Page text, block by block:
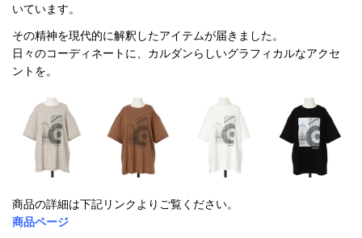
いています。
その精神を現代的に解釈したアイテムが届きました。
日々のコーディネートに、カルダンらしいグラフィカルなアクセ
ントを。
商品の詳細は下記リンクよりご覧ください。
商品ページ